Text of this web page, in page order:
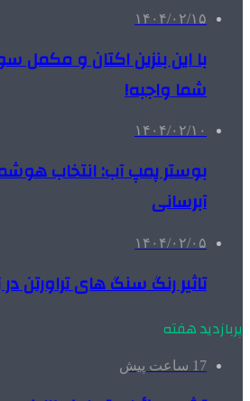
۱۴۰۴/۰۲/۱۵
با این بنزین اکتان و مکمل
شما واجبه!
۱۴۰۴/۰۲/۱۰
بوستر پمپ آب: انتخاب
آبرسانی
۱۴۰۴/۰۲/۰۵
تاثیر رنگ سنگ های تراورتن در
پربازدید هفته
17 ساعت پیش